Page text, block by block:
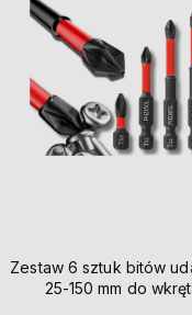
Zestaw 6 sztuk bitów
25-150 mm do